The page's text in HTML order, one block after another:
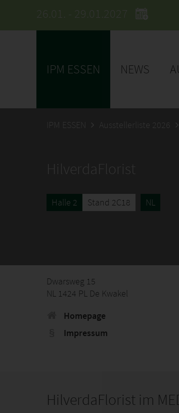
26.01. - 29.01.2027
IPM ESSEN NEWS
IPM ESSEN Ausstellerliste 2026
HilverdaFlorist
Halle 2 Stand 2C18 NL
Dwarsweg 15
NL 1424 PL De Kwakel
Homepage
Impressum
HilverdaFlorist im